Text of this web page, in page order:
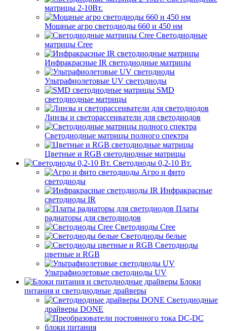
матрицы 2-10Вт.
Мощные агро светодиоды 660 и 450 нм
Светодиодные
матрицы Cree
Инфракрасные IR светодиодные матрицы
Ультрафиолетовые UV светодиоды
SMD
светодиодные матрицы
Линзы и светорассеиватели для светодиодов
Светодиодные матрицы полного спектра
Цветные и RGB светодиодные матрицы
Светодиоды 0,2-10 Вт.
Агро и фито
светодиоды
Инфракрасные
светодиоды IR
Платы
радиаторы для светодиодов
Светодиоды Cree
Светодиоды белые
Светодиоды
цветные и RGB
Ультрафиолетовые светодиоды UV
Блоки
питания и светодиодные драйверы
Светодиодные
драйверы DONE